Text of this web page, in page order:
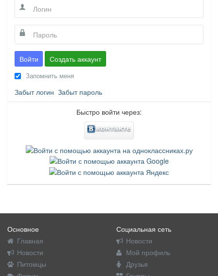
Войти Создать аккаунт
Запомнить меня
Забыт логин Забыт пароль
Быстро войти через:
Основное
Главная
Новости
Питомцы
Социальная сеть
Новости
Мой профиль
Друзья